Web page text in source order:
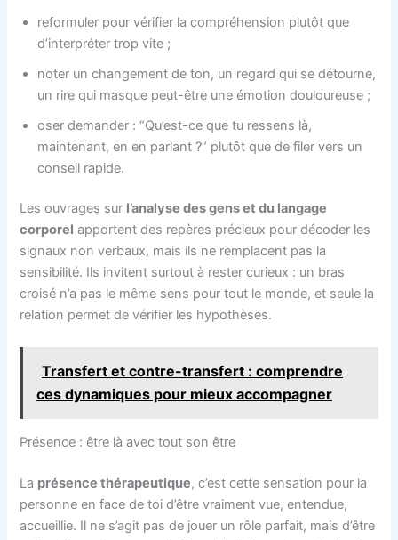
reformuler pour vérifier la compréhension plutôt que
d’interpréter trop vite ;
noter un changement de ton, un regard qui se détourne,
un rire qui masque peut-être une émotion douloureuse ;
oser demander : “Qu’est-ce que tu ressens là,
maintenant, en en parlant ?” plutôt que de filer vers un
conseil rapide.
Les ouvrages sur l’analyse des gens et du langage
corporel apportent des repères précieux pour décoder les
signaux non verbaux, mais ils ne remplacent pas la
sensibilité. Ils invitent surtout à rester curieux : un bras
croisé n’a pas le même sens pour tout le monde, et seule la
relation permet de vérifier les hypothèses.
Transfert et contre-transfert : comprendre
ces dynamiques pour mieux accompagner
Présence : être là avec tout son être
La présence thérapeutique, c’est cette sensation pour la
personne en face de toi d’être vraiment vue, entendue,
accueillie. Il ne s’agit pas de jouer un rôle parfait, mais d’être